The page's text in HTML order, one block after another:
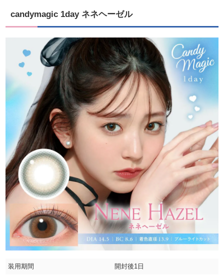
candymagic 1day ネネヘーゼル
装用期間 開封後1日